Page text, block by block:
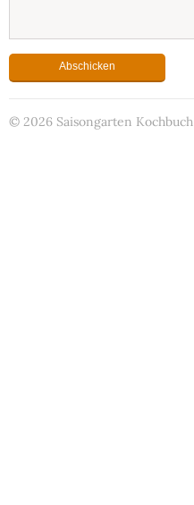
© 2026 Saisongarten Kochbuch